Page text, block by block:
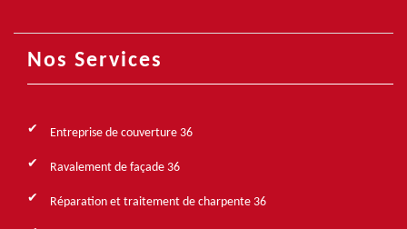
Nos Services
Entreprise de couverture 36
Ravalement de façade 36
Réparation et traitement de charpente 36